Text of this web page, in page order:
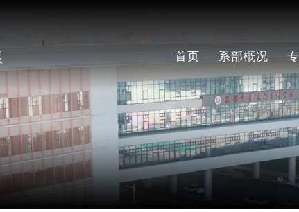
首页 系部概况
系部简介
现任领导
师资队伍
术